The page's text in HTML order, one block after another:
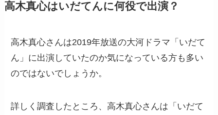
高木真心はいだてんに何役で出演？
高木真心さんは2019年放送の大河ドラマ「いだて
ん」に出演していたのか気になっている方も多い
のではないでしょうか。
詳しく調査したところ、高木真心さんは「いだて